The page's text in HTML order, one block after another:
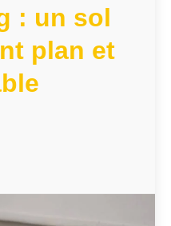
: un sol
plan et